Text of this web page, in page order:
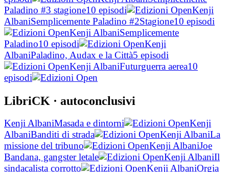
Paladino #3 stagione10 episodi
Kenji
AlbaniSemplicemente Paladino #2Stagione10 episodi
Kenji AlbaniSemplicemente
Paladino10 episodi
Kenji
AlbaniPaladino, Audax e la Città5 episodi
Kenji AlbaniFuturguerra aerea10
episodi
LibriCK · autoconclusivi
Kenji AlbaniMasada e dintorni
Kenji
AlbaniBanditi di strada Kenji AlbaniLa
missione del tribuno
Kenji AlbaniJoe
Bandana, gangster letale
Kenji AlbaniIl
sindacalista corrotto
Kenji AlbaniOrgia